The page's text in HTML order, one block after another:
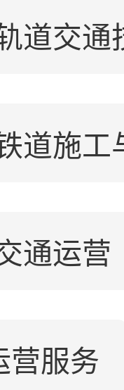
道交通
道施工
通运营
营服务